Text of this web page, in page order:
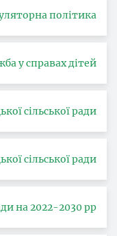
політика
у справах дітей
сільської ради
сільської ради
на 2022-2030 рр